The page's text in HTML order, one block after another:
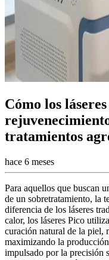
Cómo los
tratamientos
hace 6 meses
Para aquellos que buscan
de un sobretratamiento, la
diferencia de los láseres
calor, los láseres Pico
curación natural de la piel,
maximizando la
impulsado por la precisión